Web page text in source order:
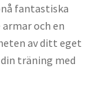
fantastiska
och en
av ditt eget
träning med